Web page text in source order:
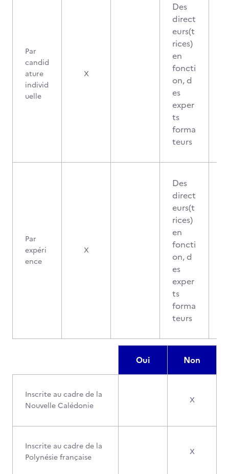
Par
candid
ature
individ
uelle
X
Des
direct
eurs(t
rices)
en
foncti
on, d
es
exper
ts
forma
teurs
Par
expéri
ence
X
Des
direct
eurs(t
rices)
en
foncti
on, d
es
exper
ts
forma
teurs
Oui Non
Inscrite au cadre de la
Nouvelle Calédonie
X
Inscrite au cadre de la
Polynésie française
X